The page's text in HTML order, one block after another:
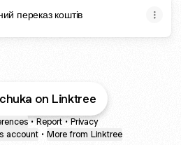
переказ коштів
on Linktree
• Report • Privacy
account • More from Linktree